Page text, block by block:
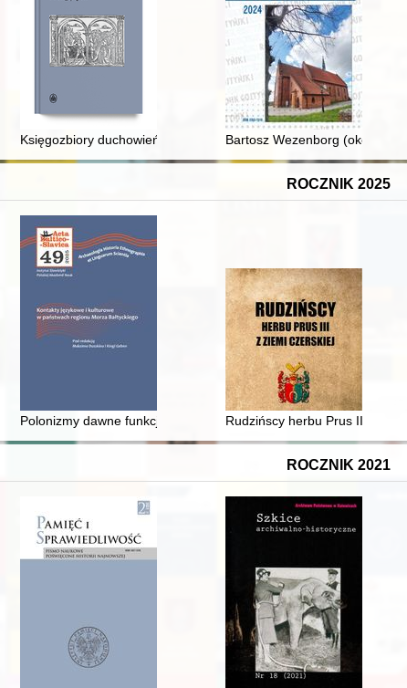
o Teatrze Ósmego Dnia
Księgozbiory duchowieństwa ormiańskiego w Dziale Starych
Bartosz Wezenborg (około
ROCZNIK 2025
w ogniu
Polonizmy dawne funkcjonujące w rosyjskiej gwarze
Rudzińscy herbu Prus III z
ROCZNIK 2021